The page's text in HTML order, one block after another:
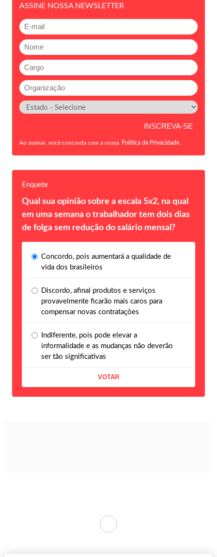
ASSINE NOSSA NEWSLETTER
Ao assinar, você concorda com a nossa Política de Privacidade
Enquete
Qual sua opinião sobre a escala 5x2, na qual
em uma semana o trabalhador tem dois dias
de folga sem redução do salário mensal?
Concordo, pois aumentará a qualidade de
vida dos brasileiros
Discordo, afinal produtos e serviços
provavelmente ficarão mais caros para
compensar novas contratações
Indiferente, pois pode elevar a
informalidade e as mudanças não deverão
ser tão significativas